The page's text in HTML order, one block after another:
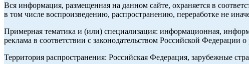
Вся информация, размещенная на данном сайте, охраняется в
в том числе воспроизведению, распространению, переработке не
Примерная тематика и (или) специализация: информационная,
реклама в соответствии с законодательством Российской Федерации о
Территория распространения: Российская Федерация, зарубежные